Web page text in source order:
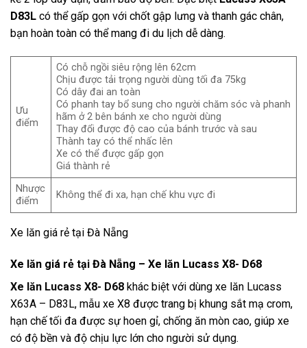
D83L có thể gấp gọn với chốt gập lưng và thanh gác chân,
bạn hoàn toàn có thể mang đi du lịch dễ dàng.
Ưu
điểm
Có chỗ ngồi siêu rộng lên 62cm
Chịu được tải trọng người dùng tối đa 75kg
Có dây đai an toàn
Có phanh tay bổ sung cho người chăm sóc và phanh
hãm ở 2 bên bánh xe cho người dùng
Thay đổi được độ cao của bánh trước và sau
Thành tay có thể nhấc lên
Xe có thể được gấp gọn
Giá thành rẻ
Nhược
điểm
Không thể đi xa, hạn chế khu vực đi
Xe lăn giá rẻ tại Đà Nẵng
Xe lăn giá rẻ tại Đà Nẵng – Xe lăn Lucass X8- D68
Xe lăn Lucass X8- D68 khác biệt với dùng xe lăn Lucass
X63A – D83L, mẫu xe X8 được trang bị khung sắt mạ crom,
hạn chế tối đa được sự hoen gỉ, chống ăn mòn cao, giúp xe
có độ bền và độ chịu lực lớn cho người sử dụng.